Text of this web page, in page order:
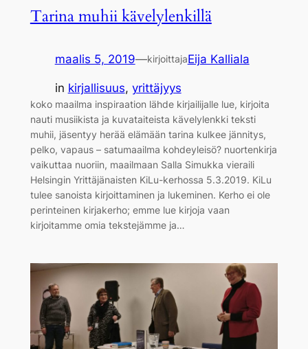
Tarina muhii kävelylenkillä
maalis 5, 2019—kirjoittajaEija Kalliala
in kirjallisuus, yrittäjyys
koko maailma inspiraation lähde kirjailijalle lue, kirjoita
nauti musiikista ja kuvataiteista kävelylenkki teksti
muhii, jäsentyy herää elämään tarina kulkee jännitys,
pelko, vapaus – satumaailma kohdeyleisö? nuortenkirja
vaikuttaa nuoriin, maailmaan Salla Simukka vieraili
Helsingin Yrittäjänaisten KiLu-kerhossa 5.3.2019. KiLu
tulee sanoista kirjoittaminen ja lukeminen. Kerho ei ole
perinteinen kirjakerho; emme lue kirjoja vaan
kirjoitamme omia tekstejämme ja…